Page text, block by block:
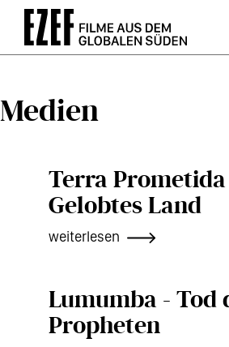
Direkt
Inhalt
Medien
Terra
Gelobtes Land
weiterlesen
Lumumba - Tod
Propheten